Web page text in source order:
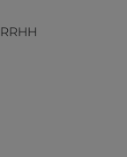
RRHH